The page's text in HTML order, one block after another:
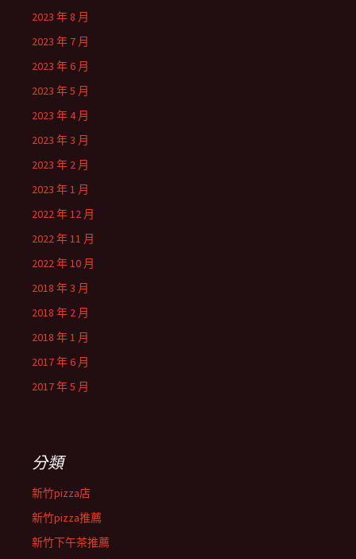
2023 年 8 月
2023 年 7 月
2023 年 6 月
2023 年 5 月
2023 年 4 月
2023 年 3 月
2023 年 2 月
2023 年 1 月
2022 年 12 月
2022 年 11 月
2022 年 10 月
2018 年 3 月
2018 年 2 月
2018 年 1 月
2017 年 6 月
2017 年 5 月
分類
新竹pizza店
新竹pizza推薦
新竹下午茶推薦